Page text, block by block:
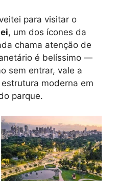
para visitar o
, um dos ícones da
chama atenção de
é belíssimo —
sem entrar, vale a
moderna em
parque.